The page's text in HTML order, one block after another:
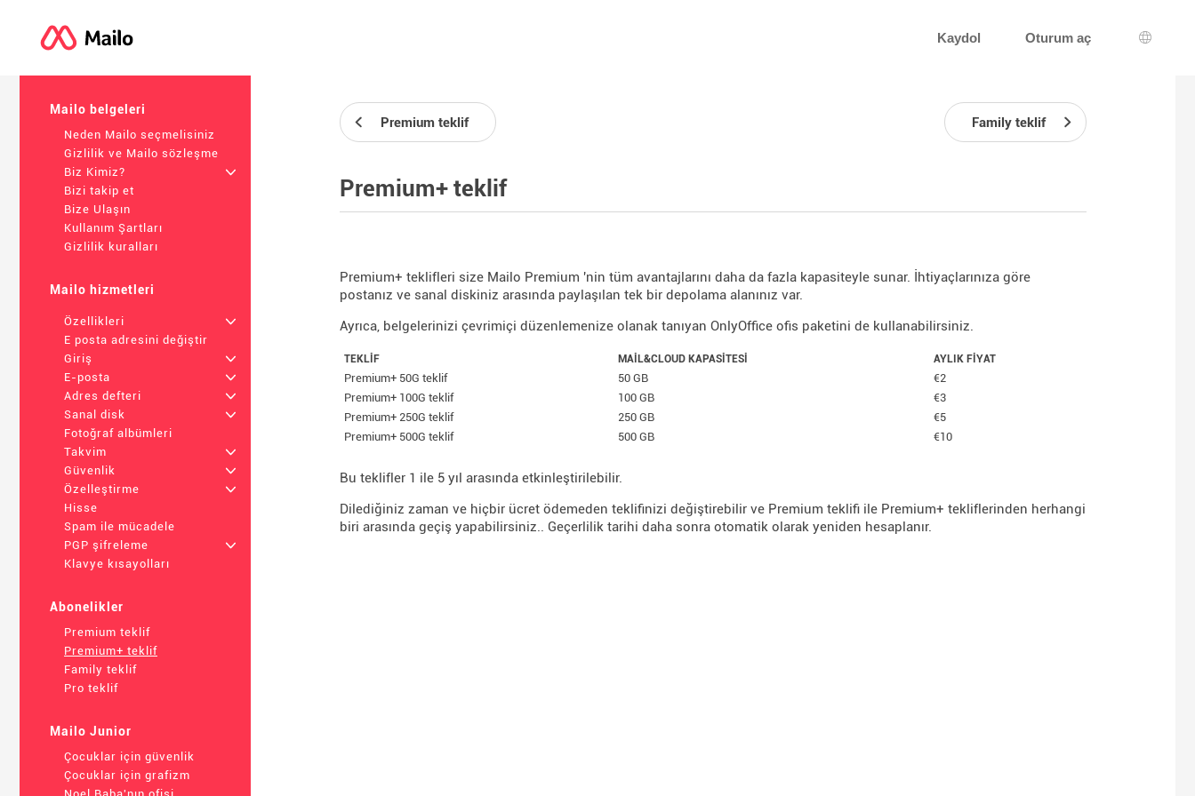
Kaydol Oturum aç
Dil
Mailo belgeleri
Neden Mailo seçmelisiniz
Gizlilik ve Mailo sözleşme
Biz Kimiz?
+
Bizi takip et
Bize Ulaşın
Kullanım Şartları
Gizlilik kuralları
Mailo hizmetleri
Özellikleri
+
E posta adresini değiştir
Giriş
+
E-posta
+
Adres defteri
+
Sanal disk
+
Fotoğraf albümleri
Takvim
+
Güvenlik
+
Özelleştirme
+
Hisse
Spam ile mücadele
PGP şifreleme
+
Klavye kısayolları
Abonelikler
Premium teklif
Premium+ teklif
Family teklif
Pro teklif
Mailo Junior
Çocuklar için güvenlik
Çocuklar için grafizm
Premium teklif Family teklif
Premium+ teklif
Premium+ teklifleri size Mailo Premium 'nin tüm avantajlarını daha da fazla kapasiteyle sunar. İhtiyaçlarınıza göre
postanız ve sanal diskiniz arasında paylaşılan tek bir depolama alanınız var.
Ayrıca, belgelerinizi çevrimiçi düzenlemenize olanak tanıyan OnlyOffice ofis paketini de kullanabilirsiniz.
TEKLIF MAIL&CLOUD KAPASITESI AYLIK FIYAT
Premium+ 50G teklif 50 GB
€2
Premium+ 100G teklif
100 GB
€3
Premium+ 250G teklif
250 GB
€5
Premium+ 500G teklif
500 GB €10
Bu teklifler 1 ile 5 yıl arasında etkinleştirilebilir.
Dilediğiniz zaman ve hiçbir ücret ödemeden teklifinizi değiştirebilir ve Premium teklifi ile Premium+ tekliflerinden herhangi
biri arasında geçiş yapabilirsiniz.. Geçerlilik tarihi daha sonra otomatik olarak yeniden hesaplanır.